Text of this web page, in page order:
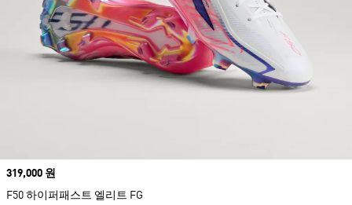
Price
319,000 원
F50 하이퍼패스트 엘리트 FG